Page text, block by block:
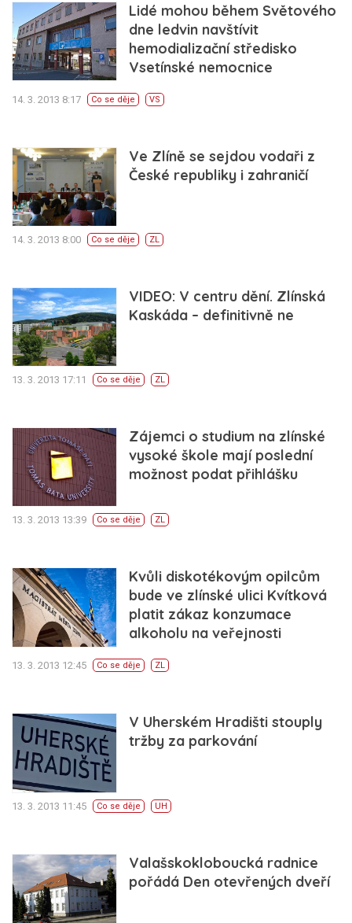
Lidé mohou během Světového
dne ledvin navštívit
hemodializační středisko
Vsetínské nemocnice
14. 3. 2013 8:17 Co se děje VS
Ve Zlíně se sejdou vodaři z
České republiky i zahraničí
14. 3. 2013 8:00 Co se děje ZL
VIDEO: V centru dění. Zlínská
Kaskáda – definitivně ne
13. 3. 2013 17:11 Co se děje ZL
Zájemci o studium na zlínské
vysoké škole mají poslední
možnost podat přihlášku
13. 3. 2013 13:39 Co se děje ZL
Kvůli diskotékovým opilcům
bude ve zlínské ulici Kvítková
platit zákaz konzumace
alkoholu na veřejnosti
13. 3. 2013 12:45 Co se děje ZL
V Uherském Hradišti stouply
tržby za parkování
13. 3. 2013 11:45 Co se děje UH
Valašskokloboucká radnice
pořádá Den otevřených dveří